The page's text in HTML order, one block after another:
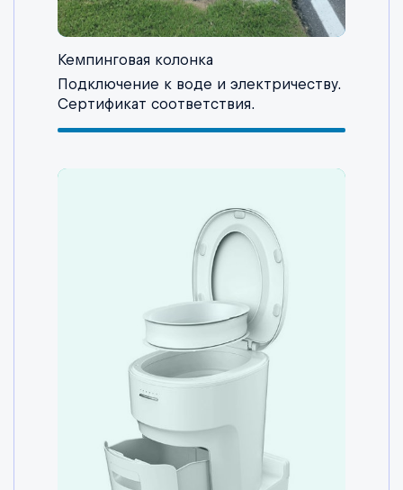
Кемпинговая колонка
Подключение к воде и электричеству.
Сертификат соответствия.